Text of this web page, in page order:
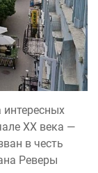
XX века —
в честь
Реверы